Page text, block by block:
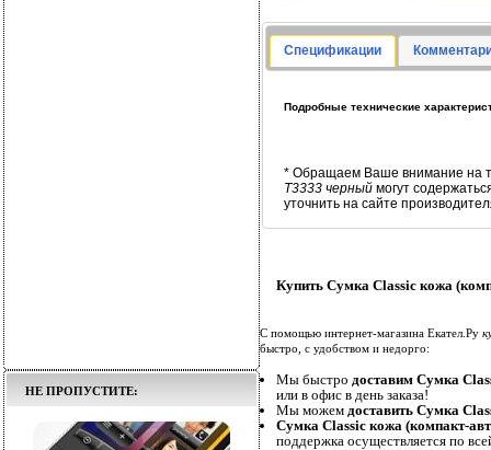
НЕ ПРОПУСТИТЕ:
Спецификации
Подробные технические
* Обращаем Ваше внимание на
T3333 черный могут
уточнить на сайте
Купить Сумка Classic кожа
С помощью интернет-магазина Екател.Ру
быстро, с удобством и недорго:
Мы быстро доставим Сумка
или в офис в день заказа!
Мы можем доставить Сумка
Сумка Classic кожа (компакт-
поддержка осуществляется по